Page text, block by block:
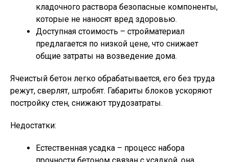
кладочного раствора безопасные компоненты,
которые не наносят вред здоровью.
Доступная стоимость – стройматериал
предлагается по низкой цене, что снижает
общие затраты на возведение дома.
Ячеистый бетон легко обрабатывается, его без труда
режут, сверлят, штробят. Габариты блоков ускоряют
постройку стен, снижают трудозатраты.
Недостатки:
Естественная усадка – процесс набора